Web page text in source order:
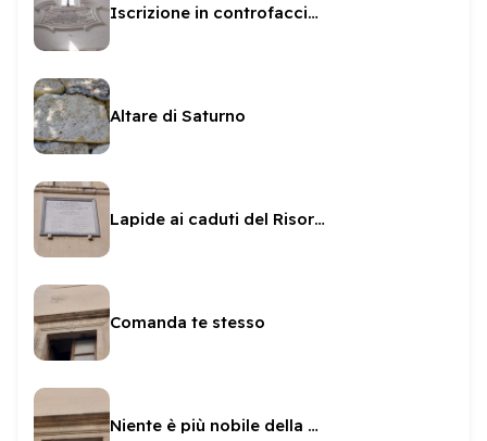
Iscrizione in controfacciata a San Pietro
Altare di Saturno
Lapide ai caduti del Risorgimento sul Municipio
Comanda te stesso
Niente è più nobile della virtù